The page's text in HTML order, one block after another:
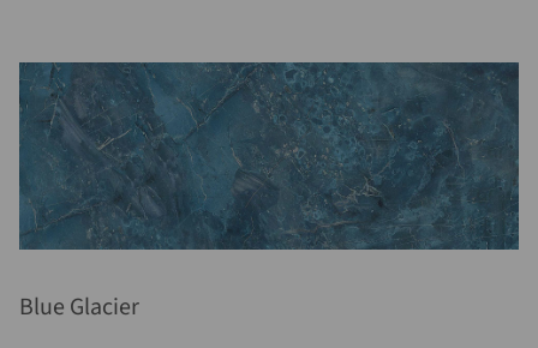
Blue Glacier